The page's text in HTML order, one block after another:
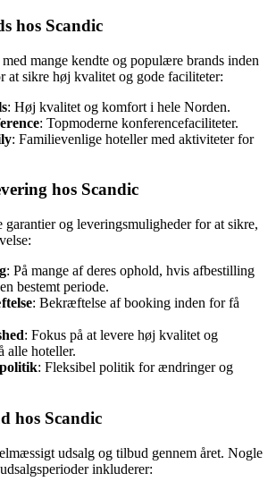
hos Scandic
mange kendte og populære brands inden
at sikre høj kvalitet og gode faciliteter:
: Høj kvalitet og komfort i hele Norden.
: Topmoderne konferencefaciliteter.
: Familievenlige hoteller med aktiviteter for
hos Scandic
garantier og leveringsmuligheder for at sikre,
: På mange af deres ophold, hvis afbestilling
bestemt periode.
: Bekræftelse af booking inden for få
: Fokus på at levere høj kvalitet og
alle hoteller.
: Fleksibel politik for ændringer og
hos Scandic
udsalg og tilbud gennem året. Nogle
inkluderer: